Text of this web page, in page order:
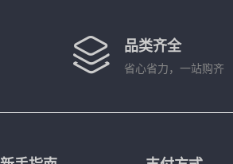
品类齐全
省心省力，一站购齐